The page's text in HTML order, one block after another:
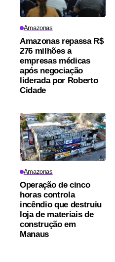
Amazonas
Amazonas repassa R$
276 milhões a
empresas médicas
após negociação
liderada por Roberto
Cidade
Amazonas
Operação de cinco
horas controla
incêndio que destruiu
loja de materiais de
construção em
Manaus